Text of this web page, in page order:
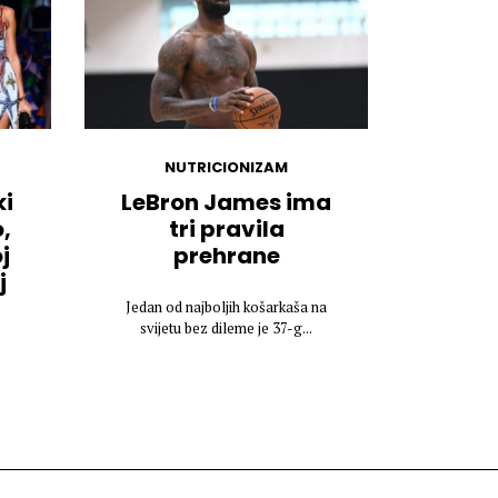
NUTRICIONIZAM
LeBron James ima
tri pravila
prehrane
Jedan od najboljih košarkaša na
svijetu bez dileme je 37-g...